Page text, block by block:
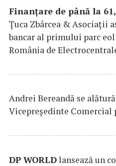
Finanțare de până la
Țuca Zbârcea & Asociații
bancar al primului parc
România de
Andrei Bereandă se
Vicepreședinte Comercial
DP WORLDlansează un